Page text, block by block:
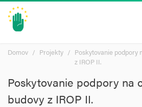
Domov Projekty
Poskytovanie podpory
z IROP II.
Poskytovanie podpory na
budovy z IROP II.